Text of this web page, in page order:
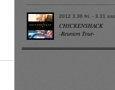
2012 3.30 fri. - 3.31 sat.
CHICKENSHACK
-Reunion Tour-